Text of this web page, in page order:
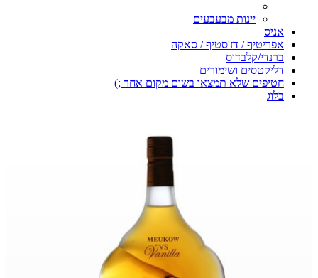
יינות מבעבעים
אניס
אפריטיף / דז'סטיף / סאקה
ברנדי/קלבדוס
דליקטסים ושימורים
חטיפים שלא תמצאו בשום מקום אחר ;)
בלוג